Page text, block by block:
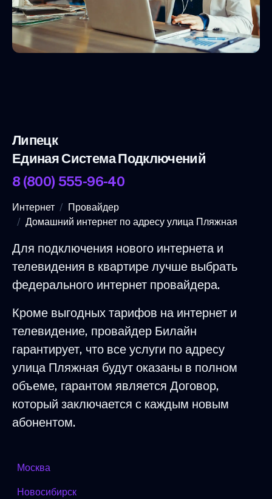
Липецк
Единая Система Подключений
8 (800) 555-96-40
Интернет
Провайдер
Домашний интернет по адресу улица Пляжная
Для подключения нового интернета и
телевидения в квартире лучше выбрать
федерального интернет провайдера.
Кроме выгодных тарифов на интернет и
телевидение, провайдер Билайн
гарантирует, что все услуги по адресу
улица Пляжная будут оказаны в полном
объеме, гарантом является Договор,
который заключается с каждым новым
абонентом.
Москва
Новосибирск